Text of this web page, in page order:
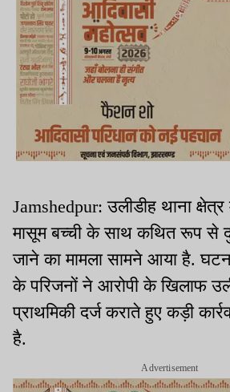
Jamshedpur: उलीडीह थाना
मासूम बच्ची के साथ कथित रूप से
जाने का मामला सामने आया है.
के परिजनों ने आरोपी के खिलाफ
प्राथमिकी दर्ज कराते हुए कड़ी
है.
Advertisement